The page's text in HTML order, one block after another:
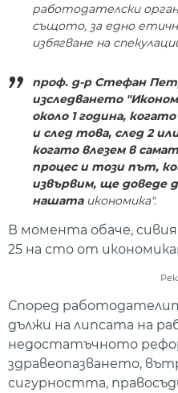
работодателски
същото, за едно
избягване на
проф. д-р Стефан
изследването
около 1 година,
и след това, след 2
когато влезем в
процес и този път,
извървим, ще доведе
нашатаикономика".
В момента обаче,
25 на сто от
Според
дължи на липсата на
недостатъчното
здравеопазването,
сигурността,